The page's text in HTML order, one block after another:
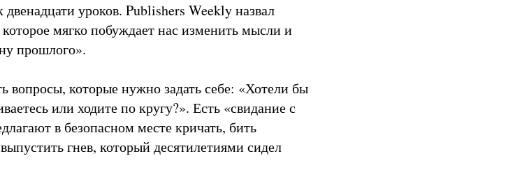
уроков. Publishers Weekly назвал
мягко побуждает нас изменить мысли и
прошлого».
вопросы, которые нужно задать себе: «Хотели бы
или ходите по кругу?». Есть «свидание с
в безопасном месте кричать, бить
гнев, который десятилетиями сидел